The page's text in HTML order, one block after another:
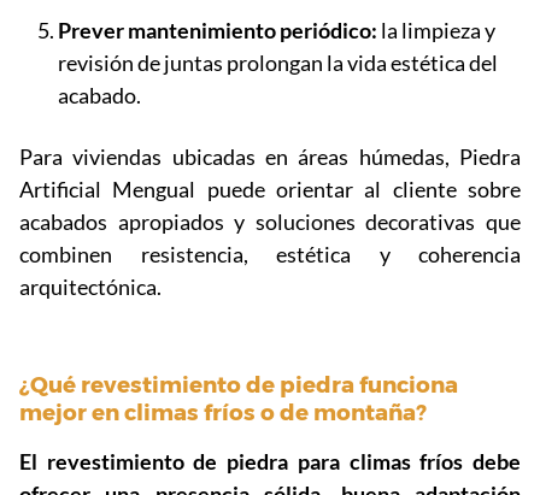
Prever mantenimiento periódico: la limpieza y
revisión de juntas prolongan la vida estética del
acabado.
Para viviendas ubicadas en áreas húmedas, Piedra
Artificial Mengual puede orientar al cliente sobre
acabados apropiados y soluciones decorativas que
combinen resistencia, estética y coherencia
arquitectónica.
¿Qué revestimiento de piedra funciona
mejor en climas fríos o de montaña?
El revestimiento de piedra para climas fríos debe